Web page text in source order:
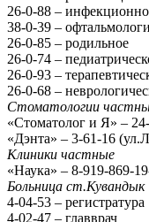
26-0-88 –
38-0-39 –
26-0-85 – родильное
26-0-74 –
26-0-93 –
26-0-68 –
Стоматологии
«Стоматолог и Я» –
«Дэнта» – 3-61-16
Клиники частные
«Наука» – 8-919-869-
Больница ст.Кувандык
4-04-53 – регистратура
4-02-47 – главврач